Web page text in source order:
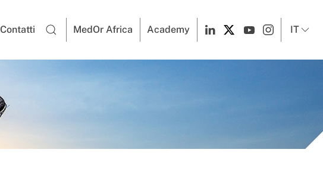
Contatti MedOr Africa Academy IT